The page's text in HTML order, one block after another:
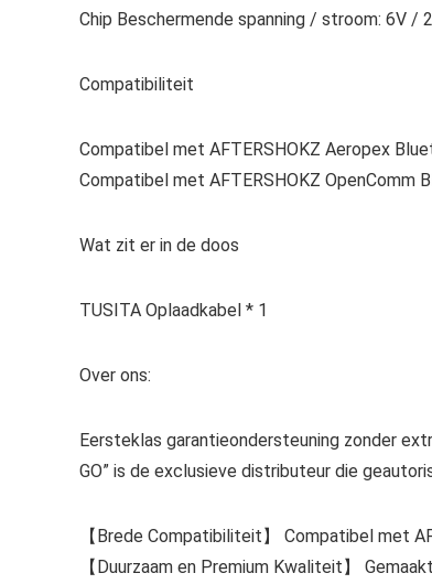
Chip Beschermende spanning / stroom: 6V /
Compatibiliteit
Compatibel met AFTERSHOKZ Aeropex
Compatibel met AFTERSHOKZ
Wat zit er in de doos
TUSITA Oplaadkabel * 1
Over ons:
Eersteklas garantieondersteuning zonder
GO” is de exclusieve distributeur die
【Brede Compatibiliteit】 Compatibel met
【Duurzaam en Premium Kwaliteit】